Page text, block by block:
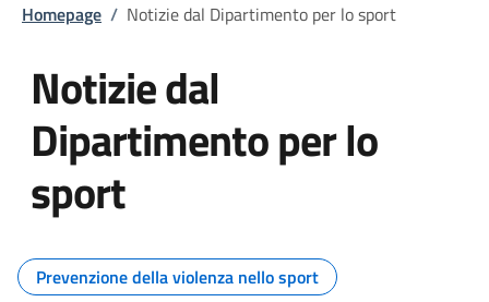
Homepage / Notizie dal Dipartimento per lo sport
Notizie dal
Dipartimento per lo
sport
Tutti i contenuti della pagina
Prevenzione della violenza nello sport